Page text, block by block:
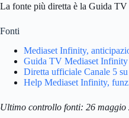
La fonte più diretta è la Guida TV
Fonti
Mediaset Infinity,
Guida TV Mediaset Infinity
Diretta ufficiale Canale 5
Help Mediaset Infinity,
Ultimo controllo fonti: 26 maggio